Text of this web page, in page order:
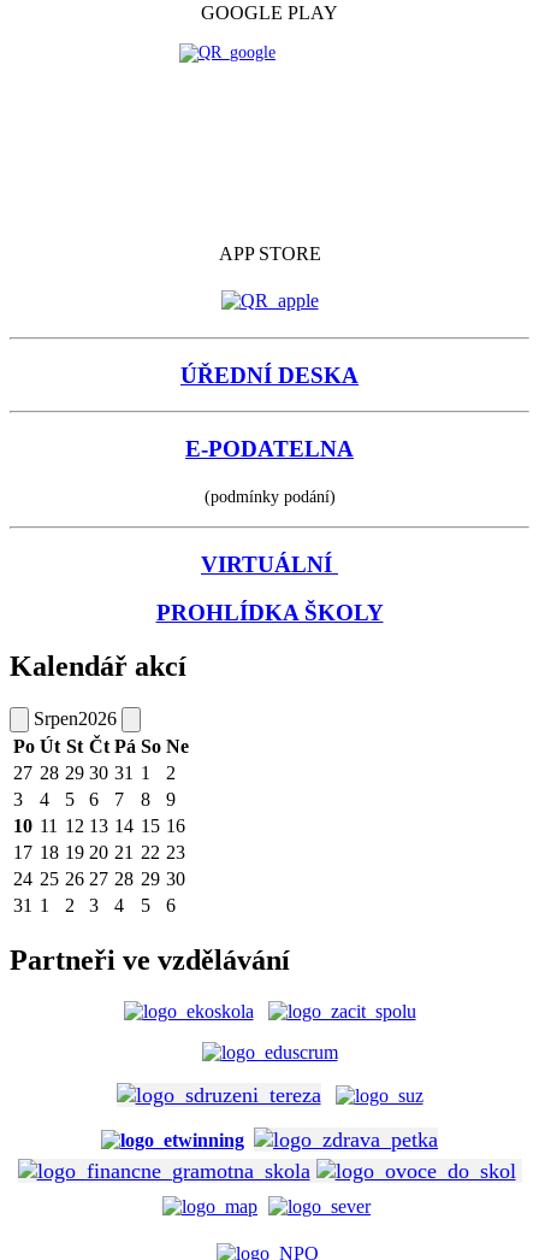
GOOGLE PLAY
APP STORE
ÚŘEDNÍ DESKA
E-PODATELNA
(podmínky podání)
VIRTUÁLNÍ
PROHLÍDKA ŠKOLY
Kalendář akcí
Srpen2026
Po Út St Čt Pá So Ne
27 28 29 30 31 1
2
3
4 5 6 7 8
9
10 11 12 13 14 15 16
17 18 19 20 21 22 23
24 25 26 27 28 29 30
31 1 2 3 4 5 6
Partneři ve vzdělávání